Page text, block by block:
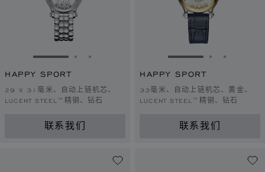
转到幻灯片 1转到幻灯片 2
转到幻灯片 3
HAPPY SPORT
29 X 31毫米、自动上链机芯、
LUCENT STEEL™精钢、钻石
联系我们
转到幻灯片 1转到幻灯
转到幻
HAPPY SPORT
33毫米、自动上链机芯、黄金、
LUCENT STEEL™精钢、钻石
联系我们